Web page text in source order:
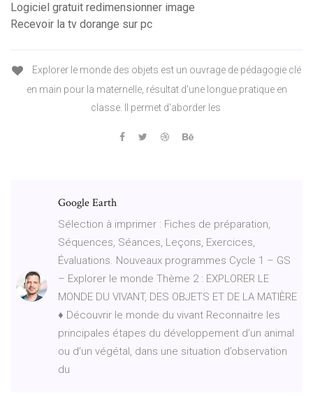
Logiciel gratuit redimensionner image
Recevoir la tv dorange sur pc
Explorer le monde des objets est un ouvrage de pédagogie clé
en main pour la maternelle, résultat d'une longue pratique en
classe. Il permet d'aborder les
Google Earth
Sélection à imprimer : Fiches de préparation,
Séquences, Séances, Leçons, Exercices,
Évaluations. Nouveaux programmes Cycle 1 – GS
– Explorer le monde Thème 2 : EXPLORER LE
MONDE DU VIVANT, DES OBJETS ET DE LA MATIÈRE
♦ Découvrir le monde du vivant Reconnaitre les
principales étapes du développement d’un animal
ou d’un végétal, dans une situation d’observation
du